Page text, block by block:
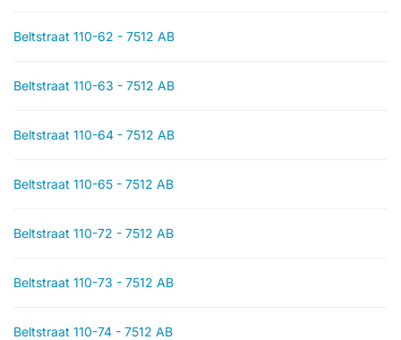
Beltstraat 110-62 - 7512 AB
Beltstraat 110-63 - 7512 AB
Beltstraat 110-64 - 7512 AB
Beltstraat 110-65 - 7512 AB
Beltstraat 110-72 - 7512 AB
Beltstraat 110-73 - 7512 AB
Beltstraat 110-74 - 7512 AB